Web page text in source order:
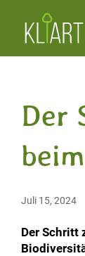
Der
Juli 15, 2024
Der Schritt